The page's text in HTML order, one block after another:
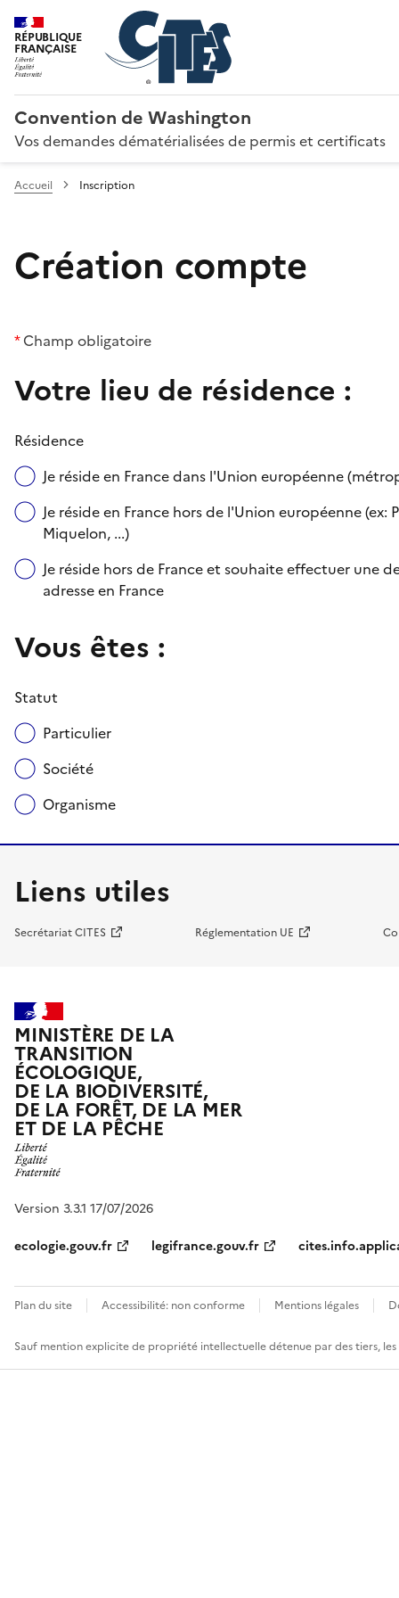
RÉPUBLIQUE
FRANÇAISE
Convention de Washington
Vos demandes dématérialisées de permis et certificats
Accueil Inscription
Création compte
*Champ obligatoire
Votre lieu de résidence :
Résidence
Je réside en France dans l'Union européenne
Je réside en France hors de l'Union européenne
Miquelon, ...)
Je réside hors de France et souhaite effectuer une
adresse en France
Vous êtes :
Statut
Particulier
Société
Organisme
Liens utiles
Secrétariat CITES Réglementation UE
MINISTÈRE DE LA
TRANSITION
ÉCOLOGIQUE,
DE LA BIODIVERSITÉ,
DE LA FORÊT, DE LA MER
ET DE LA PÊCHE
Version 3.3.1 17/07/2026
ecologie.gouv.fr
legifrance.gouv.fr
Plan du site Accessibilité: non conforme Mentions légales
Sauf mention explicite de propriété intellectuelle détenue par des tiers,